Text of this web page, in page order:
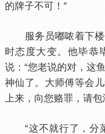
的牌子不可！”
服务员嘟哝着下楼
时态度大变。他毕恭
说：“您老说的对，这
神仙了。大师傅等会儿
上来，向您赂罪，请
“这不就行了，分